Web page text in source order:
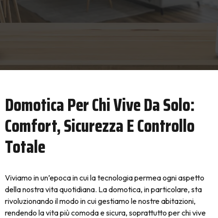
Domotica Per Chi Vive Da Solo:
Comfort, Sicurezza E Controllo
Totale
Viviamo in un’epoca in cui la tecnologia permea ogni aspetto
della nostra vita quotidiana. La domotica, in particolare, sta
rivoluzionando il modo in cui gestiamo le nostre abitazioni,
rendendo la vita più comoda e sicura, soprattutto per chi vive